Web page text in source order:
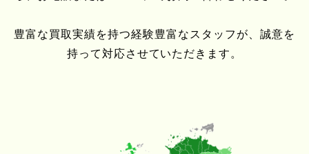
豊富な買取実績を持つ経験豊富なスタッフが、誠意を
持って対応させていただきます。